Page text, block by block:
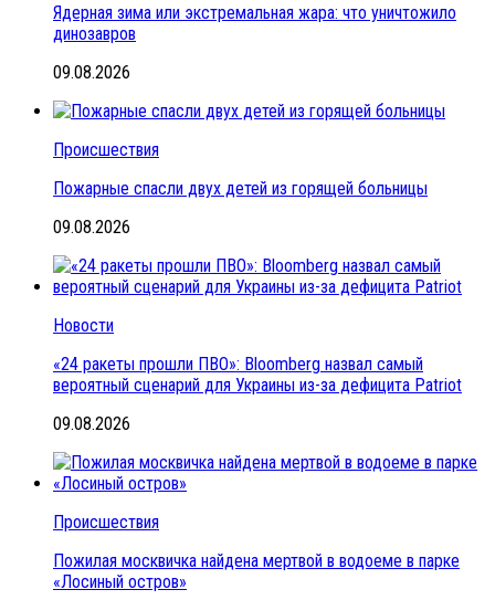
Ядерная зима или экстремальная жара: что уничтожило
динозавров
09.08.2026
Происшествия
Пожарные спасли двух детей из горящей больницы
09.08.2026
Новости
«24 ракеты прошли ПВО»: Bloomberg назвал самый
вероятный сценарий для Украины из-за дефицита Patriot
09.08.2026
Происшествия
Пожилая москвичка найдена мертвой в водоеме в парке
«Лосиный остров»